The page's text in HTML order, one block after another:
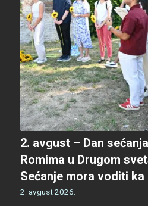
2. avgust – Dan
Romima u Drugom
Sećanje mora voditi ka
2. avgust 2026.